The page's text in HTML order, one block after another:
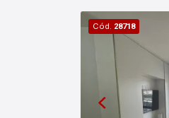
Cód. 28718